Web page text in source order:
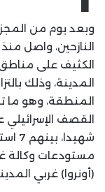
وبعد يوم من
النازحين، واصل
الكثيف على
المدينة، وذلك
المنطقة، وهو ما
مستودعات وكالة
(أونروا) غربي